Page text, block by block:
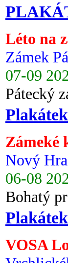
Léto na
Zámek
07-09
Pátecký
Plakátek
Zámeké
Nový
06-08
Bohatý
Plakátek
VOSA